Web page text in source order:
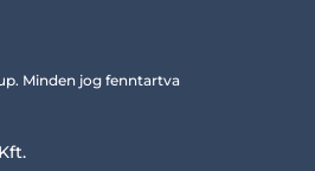
Minden jog fenntartva